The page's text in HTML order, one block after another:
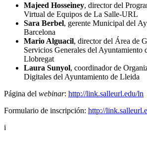
Majeed Hosseiney, director del
Virtual de Equipos de La Salle-URL
Sara Berbel, gerente Municipal del
Barcelona
Mario Alguacil, director del Área de
Servicios Generales del Ayuntamiento
Llobregat
Laura Sunyol, coordinador de
Digitales del Ayuntamiento de Lleida
Página del webinar: http://link.salleurl.edu/ln
Formulario de inscripción: http://
i